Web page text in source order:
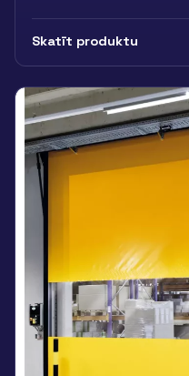
Skatīt produktu